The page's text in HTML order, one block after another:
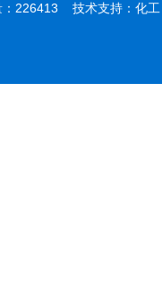
226413 技术支持： 化工